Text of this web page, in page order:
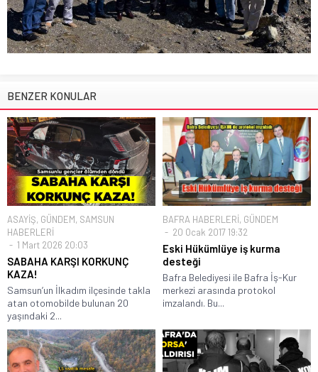
BENZER KONULAR
ASAYİŞ, GÜNDEM, SAMSUN
HABERLERİ
1 Mart 2026 20:03
SABAHA KARŞI KORKUNÇ
KAZA!
Samsun’un İlkadım ilçesinde takla
atan otomobilde bulunan 20
yaşındaki 2...
BAFRA HABERLERİ, GÜNDEM
20 Ocak 2017 19:32
Eski Hükümlüye iş kurma
desteği
Bafra Belediyesi ile Bafra İş-Kur
merkezi arasında protokol
imzalandı. Bu...